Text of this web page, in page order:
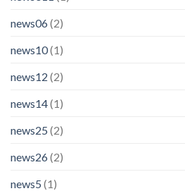
news06(2)
news10(1)
news12 (2)
news14(1)
news25 (2)
news26(2)
news5 (1)